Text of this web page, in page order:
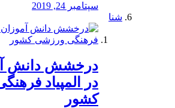
سپتامبر 24, 2019
شنا
درخشش دانش
در المپیاد
کشور